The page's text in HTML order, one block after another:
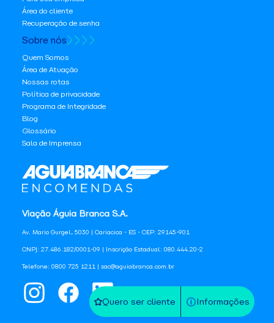
Quero ser cliente Informações
Viação Águia Branca S.A.
Av. Mario Gurgel, 5030 | Cariacica - ES - CEP: 29145-901
CNPJ: 27.486.182/0001-09 | Inscrição Estadual: 080.444.20-2
Telefone: 0800 725 1211 | sac@aguiabranca.com.br
Área do cliente
Recuperação de senha
Sobre nós
Quem Somos
Área de Atuação
Nossas rotas
Política de privacidade
Programa de Integridade
Blog
Glossário
Sala de Imprensa